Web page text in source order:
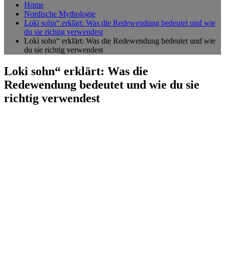
Home
Nordische Mythologie
Loki sohn“ erklärt: Was die Redewendung bedeutet und wie
du sie richtig verwendest
Loki sohn“ erklärt: Was die Redewendung bedeutet und wie
du sie richtig verwendest
Loki sohn“ erklärt: Was die
Redewendung bedeutet und wie du sie
richtig verwendest